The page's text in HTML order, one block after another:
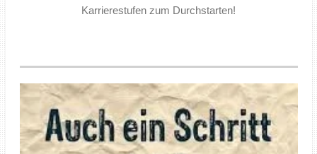
Karrierestufen zum Durchstarten!